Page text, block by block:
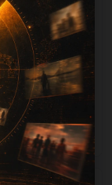
文维护时可按
定、同栏目还
摘要是否一
、
，确保页面既